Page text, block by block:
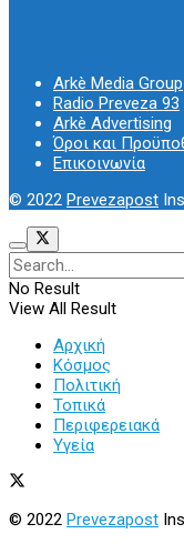
Arkè Media Group
Radio Preveza 93
Arkè Advertising
Όροι και
Επικοινωνία
© 2022 Prevezapost
No Result
View All Result
Αρχική
Κόσμος
Πολιτική
Τοπικά
Περιφερειακά
Υγεία
© 2022 Prevezapost